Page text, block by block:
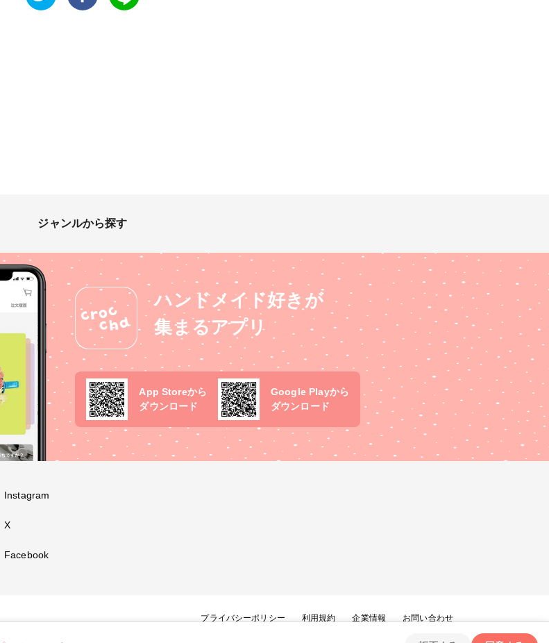
ジャンルから探す
ハンドメイド好きが
集まるアプリ
App Storeから
ダウンロード
Google Playから
ダウンロード
Instagram
X
Facebook
プライバシーポリシー 利用規約 企業情報 お問い合わせ